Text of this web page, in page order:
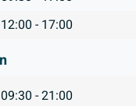
12:00 - 17:00
09:30 - 21:00